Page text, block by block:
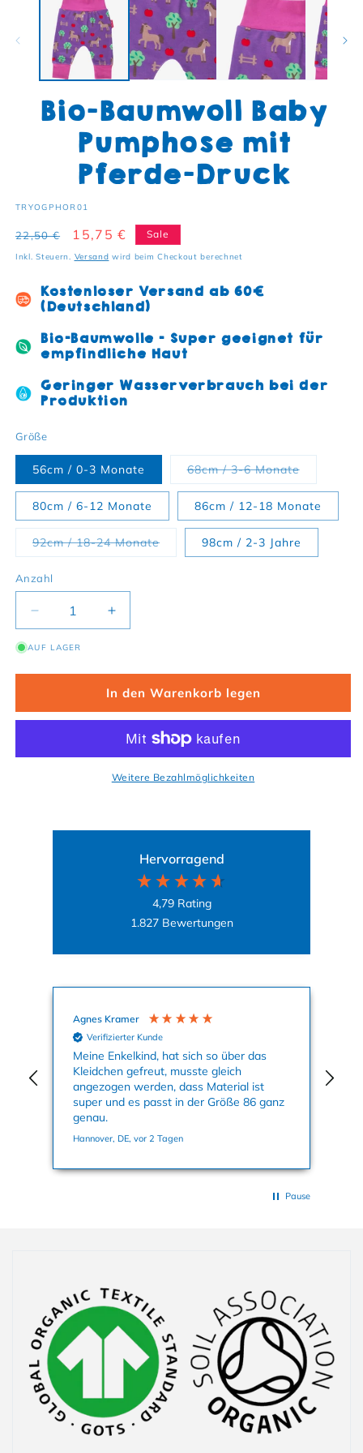
Bio-Baumwoll Baby
Pumphose mit
Pferde-Druck
SKU:
TRYOGPHOR01
Normaler Preis
22,50 € Verkaufspreis
15,75 € Sale
Inkl. Steuern. Versand wird beim Checkout berechnet
Kostenloser Versand ab 60€
(Deutschland)
Bio-Baumwolle - Super geeignet für
empfindliche Haut
Geringer Wasserverbrauch bei der
Produktion
Größe
56cm / 0-3 Monate 68cm / 3-6 MonateVariante
80cm / 6-12 Monate 86cm / 12-18 Monate
92cm / 18-24 MonateVariante ausverkauft oder nicht
98cm / 2-3 Jahre
Anzahl
Verringere die Menge für Bio-Baumwoll Baby
Erhöhe die Menge für Bio-Baumwoll
AUF LAGER
In den Warenkorb legen
Weitere Bezahlmöglichkeiten
Hervorragend
4,79 Rating
1.827 Bewertungen
Agnes Kramer
Verifizierter Kunde
Meine Enkelkind, hat sich so über das
Kleidchen gefreut, musste gleich
angezogen werden, dass Material ist
super und es passt in der Größe 86 ganz
genau.
Hannover, DE, vor 2 Tagen
Pause